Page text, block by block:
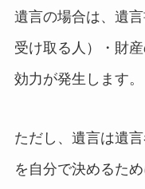
遺言の場合は、遺
受け取る人）・財
効力が発生します。
ただし、遺言は遺
を自分で決めるた